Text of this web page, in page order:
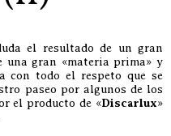
el resultado de un gran
una gran «materia prima» y
con todo el respeto que se
paseo por algunos de los
el producto de «Discarlux»